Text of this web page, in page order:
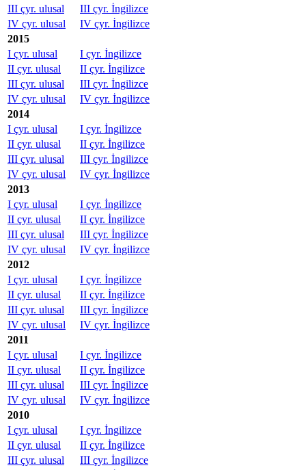
III çyr. ulusal
III çyr. İngilizce
IV çyr. ulusal
IV çyr. İngilizce
2015
I çyr. ulusal
I çyr. İngilizce
II çyr. ulusal
II çyr. İngilizce
III çyr. ulusal
III çyr. İngilizce
IV çyr. ulusal
IV çyr. İngilizce
2014
I çyr. ulusal
I çyr. İngilizce
II çyr. ulusal
II çyr. İngilizce
III çyr. ulusal
III çyr. İngilizce
IV çyr. ulusal
IV çyr. İngilizce
2013
I çyr. ulusal
I çyr. İngilizce
II çyr. ulusal
II çyr. İngilizce
III çyr. ulusal
III çyr. İngilizce
IV çyr. ulusal
IV çyr. İngilizce
2012
I çyr. ulusal
I çyr. İngilizce
II çyr. ulusal
II çyr. İngilizce
III çyr. ulusal
III çyr. İngilizce
IV çyr. ulusal
IV çyr. İngilizce
2011
I çyr. ulusal
I çyr. İngilizce
II çyr. ulusal
II çyr. İngilizce
III çyr. ulusal
III çyr. İngilizce
IV çyr. ulusal
IV çyr. İngilizce
2010
I çyr. ulusal
I çyr. İngilizce
II çyr. ulusal
II çyr. İngilizce
III çyr. ulusal
III çyr. İngilizce